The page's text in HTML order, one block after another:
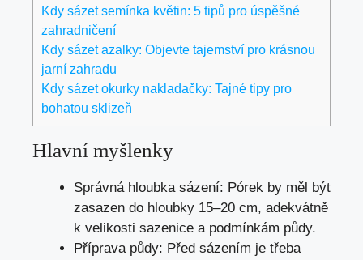
Kdy sázet semínka květin: 5 tipů pro úspěšné
zahradničení
Kdy sázet azalky: Objevte tajemství pro krásnou
jarní zahradu
Kdy sázet okurky nakladačky: Tajné tipy pro
bohatou sklizeň
Hlavní myšlenky
Správná hloubka sázení: Pórek by měl být
zasazen do hloubky 15–20 cm, adekvátně
k velikosti sazenice a podmínkám půdy.
Příprava půdy: Před sázením je třeba